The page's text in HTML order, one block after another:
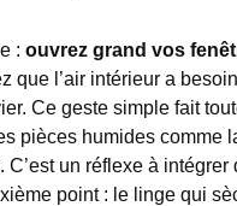
: ouvrez grand vos
que l’air intérieur a
Ce geste simple fait
pièces humides comme
C’est un réflexe à intégrer
point : le linge qui